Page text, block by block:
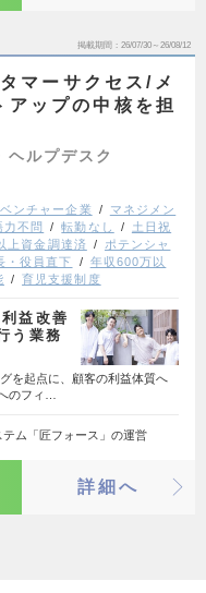
掲載期間 26/07/30～26/08/12
マーサクセス/メ
アップの中核を担
ヘルプデスク
ベンチャー企業
マネジメン
力不問 転勤なし
土日祝
上資金調達済
ポテンシャ
・役員直下
年収600万以
育児支援制度
益改善
う業務
を起点に、顧客の利益体質へ
のフィ…
ム「匠フォース」の運営
詳細へ